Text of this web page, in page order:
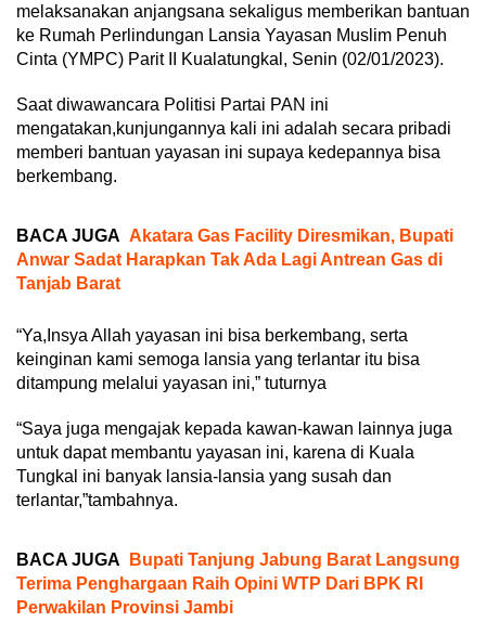
melaksanakan anjangsana sekaligus memberikan bantuan
ke Rumah Perlindungan Lansia Yayasan Muslim Penuh
Cinta (YMPC) Parit II Kualatungkal, Senin (02/01/2023).
Saat diwawancara Politisi Partai PAN ini
mengatakan,kunjungannya kali ini adalah secara pribadi
memberi bantuan yayasan ini supaya kedepannya bisa
berkembang.
BACA JUGA Akatara Gas Facility Diresmikan, Bupati
Anwar Sadat Harapkan Tak Ada Lagi Antrean Gas di
Tanjab Barat
“Ya,Insya Allah yayasan ini bisa berkembang, serta
keinginan kami semoga lansia yang terlantar itu bisa
ditampung melalui yayasan ini,” tuturnya
“Saya juga mengajak kepada kawan-kawan lainnya juga
untuk dapat membantu yayasan ini, karena di Kuala
Tungkal ini banyak lansia-lansia yang susah dan
terlantar,”tambahnya.
BACA JUGA
Bupati Tanjung Jabung Barat Langsung
Terima Penghargaan Raih Opini WTP Dari BPK RI
Perwakilan Provinsi Jambi